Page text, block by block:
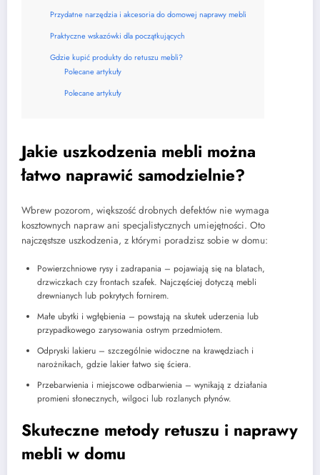
Przydatne narzędzia i akcesoria do domowej naprawy mebli
Praktyczne wskazówki dla początkujących
Gdzie kupić produkty do retuszu mebli?
Polecane artykuły
Polecane artykuły
Jakie uszkodzenia mebli można
łatwo naprawić samodzielnie?
Wbrew pozorom, większość drobnych defektów nie wymaga
kosztownych napraw ani specjalistycznych umiejętności. Oto
najczęstsze uszkodzenia, z którymi poradzisz sobie w domu:
Powierzchniowe rysy i zadrapania – pojawiają się na blatach,
drzwiczkach czy frontach szafek. Najczęściej dotyczą mebli
drewnianych lub pokrytych fornirem.
Małe ubytki i wgłębienia – powstają na skutek uderzenia lub
przypadkowego zarysowania ostrym przedmiotem.
Odpryski lakieru – szczególnie widoczne na krawędziach i
narożnikach, gdzie lakier łatwo się ściera.
Przebarwienia i miejscowe odbarwienia – wynikają z działania
promieni słonecznych, wilgoci lub rozlanych płynów.
Skuteczne metody retuszu i naprawy
mebli w domu